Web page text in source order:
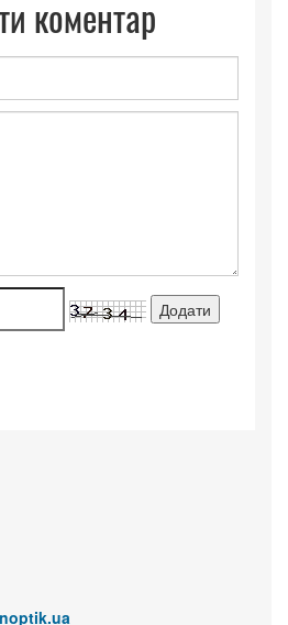
коментар